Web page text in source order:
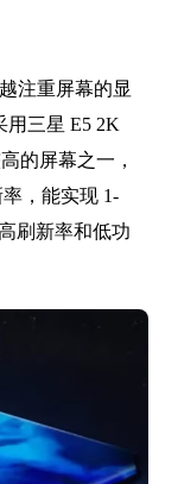
注重屏幕的显
用三星 E5 2K
的屏幕之一，
率，能实现 1-
刷新率和低功